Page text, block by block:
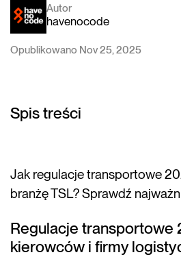
Autor
havenocode
Opublikowano Nov 25, 2025
Spis treści
Jak regulacje transportowe
branżę TSL? Sprawdź
Regulacje transportowe
kierowców i firmy